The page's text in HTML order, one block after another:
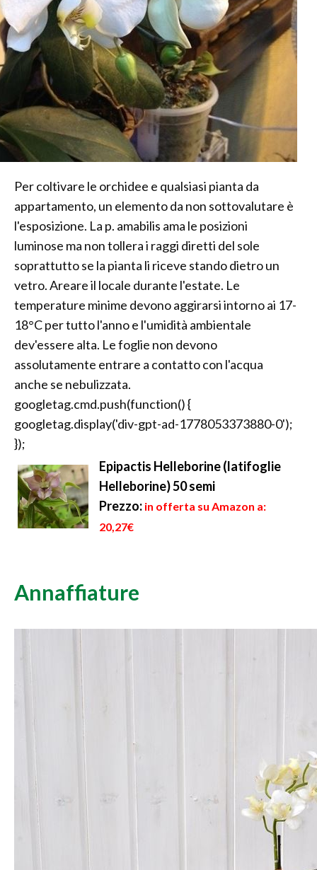
Per coltivare le orchidee e qualsiasi pianta da
appartamento, un elemento da non sottovalutare è
l'esposizione. La p. amabilis ama le posizioni
luminose ma non tollera i raggi diretti del sole
soprattutto se la pianta li riceve stando dietro un
vetro. Areare il locale durante l'estate. Le
temperature minime devono aggirarsi intorno ai 17-
18°C per tutto l'anno e l'umidità ambientale
dev'essere alta. Le foglie non devono
assolutamente entrare a contatto con l'acqua
anche se nebulizzata.
googletag.cmd.push(function() {
googletag.display('div-gpt-ad-1778053373880-0');
});
Epipactis Helleborine (latifoglie
Helleborine) 50 semi
Prezzo: in offerta su Amazon a:
20,27€
Annaffiature